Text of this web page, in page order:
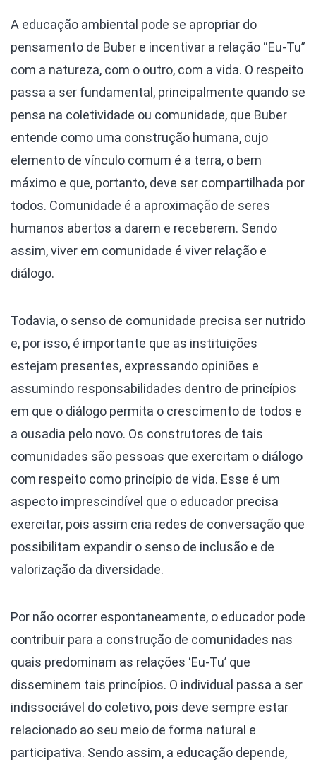
A educação ambiental pode se apropriar do
pensamento de Buber e incentivar a relação “Eu-Tu”
com a natureza, com o outro, com a vida. O respeito
passa a ser fundamental, principalmente quando se
pensa na coletividade ou comunidade, que Buber
entende como uma construção humana, cujo
elemento de vínculo comum é a terra, o bem
máximo e que, portanto, deve ser compartilhada por
todos. Comunidade é a aproximação de seres
humanos abertos a darem e receberem. Sendo
assim, viver em comunidade é viver relação e
diálogo.
Todavia, o senso de comunidade precisa ser nutrido
e, por isso, é importante que as instituições
estejam presentes, expressando opiniões e
assumindo responsabilidades dentro de princípios
em que o diálogo permita o crescimento de todos e
a ousadia pelo novo. Os construtores de tais
comunidades são pessoas que exercitam o diálogo
com respeito como princípio de vida. Esse é um
aspecto imprescindível que o educador precisa
exercitar, pois assim cria redes de conversação que
possibilitam expandir o senso de inclusão e de
valorização da diversidade.
Por não ocorrer espontaneamente, o educador pode
contribuir para a construção de comunidades nas
quais predominam as relações ‘Eu-Tu’ que
disseminem tais princípios. O individual passa a ser
indissociável do coletivo, pois deve sempre estar
relacionado ao seu meio de forma natural e
participativa. Sendo assim, a educação depende,